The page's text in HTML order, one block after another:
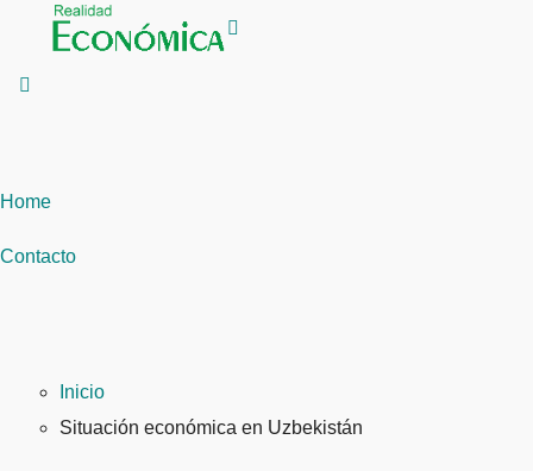
contenido
Home
Contacto
Inicio
Situación económica en Uzbekistán